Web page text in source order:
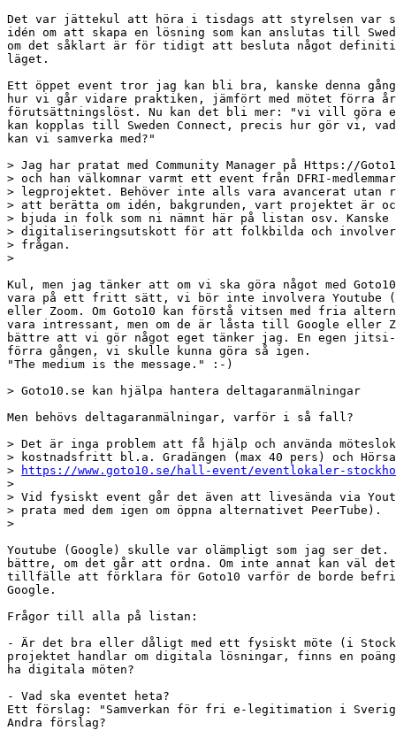
Det var jättekul att höra i tisdags att styrelsen var
idén om att skapa en lösning som kan anslutas till
om det såklart är för tidigt att besluta något
läget.
Ett öppet event tror jag kan bli bra, kanske denna
hur vi går vidare praktiken, jämfört med mötet förra
förutsättningslöst. Nu kan det bli mer: "vi vill göra
kan kopplas till Sweden Connect, precis hur gör vi,
kan vi samverka med?"
> Jag har pratat med Community Manager på Https://
> och han välkomnar varmt ett event från DFRI-
> legprojektet. Behöver inte alls vara avancerat utan
> att berätta om idén, bakgrunden, vart projektet är
> bjuda in folk som ni nämnt här på listan osv. Kanske
> digitaliseringsutskott för att folkbilda och
> frågan.
>
Kul, men jag tänker att om vi ska göra något med
vara på ett fritt sätt, vi bör inte involvera Youtube
eller Zoom. Om Goto10 kan förstå vitsen med fria
vara intressant, men om de är låsta till Google eller
bättre att vi gör något eget tänker jag. En egen jitsi-
förra gången, vi skulle kunna göra så igen.
"The medium is the message." :-)
> Goto10.se kan hjälpa hantera deltagaranmälningar
Men behövs deltagaranmälningar, varför i så fall?
> Det är inga problem att få hjälp och använda
> kostnadsfritt bl.a. Gradängen (max 40 pers) och
>
https://www.goto10.se/hall-event/eventlokaler-
>
> Vid fysiskt event går det även att livesända via
> prata med dem igen om öppna alternativet PeerTube).
>
Youtube (Google) skulle var olämpligt som jag ser det.
bättre, om det går att ordna. Om inte annat kan väl
tillfälle att förklara för Goto10 varför de borde
Google.
Frågor till alla på listan:
- Är det bra eller dåligt med ett fysiskt möte (i
projektet handlar om digitala lösningar, finns en poäng
ha digitala möten?
- Vad ska eventet heta?
Ett förslag: "Samverkan för fri e-legitimation i
Andra förslag?